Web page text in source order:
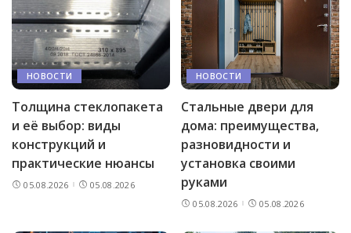
НОВОСТИ
Толщина стеклопакета
и её выбор: виды
конструкций и
практические нюансы
05.08.2026 05.08.2026
НОВОСТИ
Стальные двери для
дома: преимущества,
разновидности и
установка своими
руками
05.08.2026 05.08.2026